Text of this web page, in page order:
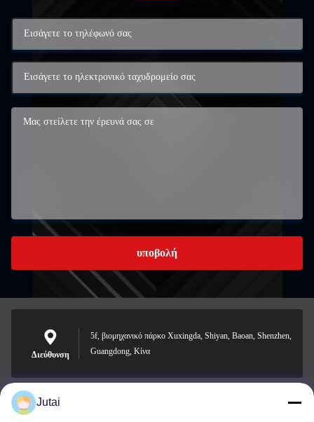
υποβολή
Διεύθυνση
5f, βιομηχανικό πάρκο Xuxingda, Shiyan, Baoan, Shenzhen,
Guangdong, Κίνα
Jutai